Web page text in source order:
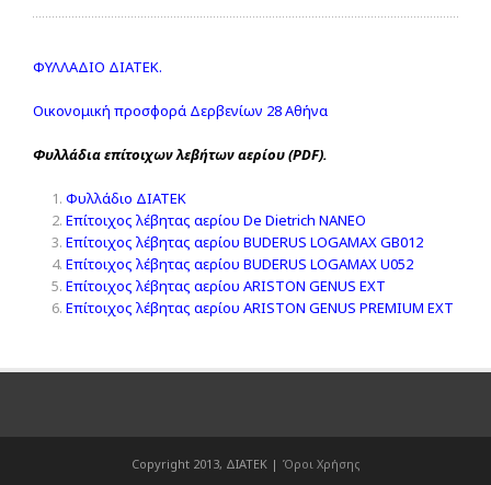
ΦΥΛΛΑΔΙΟ ΔΙΑΤΕΚ.
Οικονομική προσφορά Δερβενίων 28 Αθήνα
Φυλλάδια επίτοιχων λεβήτων αερίου (PDF).
Φυλλάδιο ΔΙΑΤΕΚ
Επίτοιχος λέβητας αερίου De Dietrich NANEO
Επίτοιχος λέβητας αερίου BUDERUS LOGAMAX GB012
Επίτοιχος λέβητας αερίου BUDERUS LOGAMAX U052
Επίτοιχος λέβητας αερίου ARISTON GENUS EXT
Επίτοιχος λέβητας αερίου ARISTON GENUS PREMIUM EXT
Copyright 2013, ΔΙΑΤΕΚ | Όροι Χρήσης